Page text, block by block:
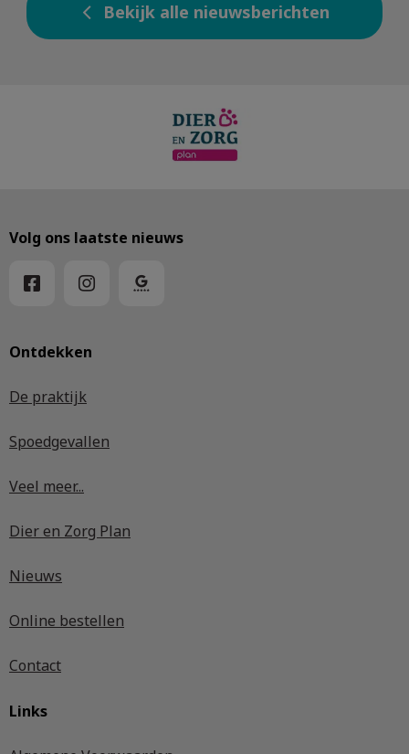
Bekijk alle nieuwsberichten
Ontdekken
De praktijk
Spoedgevallen
Veel meer...
Dier en Zorg Plan
Nieuws
Online bestellen
Contact
Links
Volg ons laatste nieuws